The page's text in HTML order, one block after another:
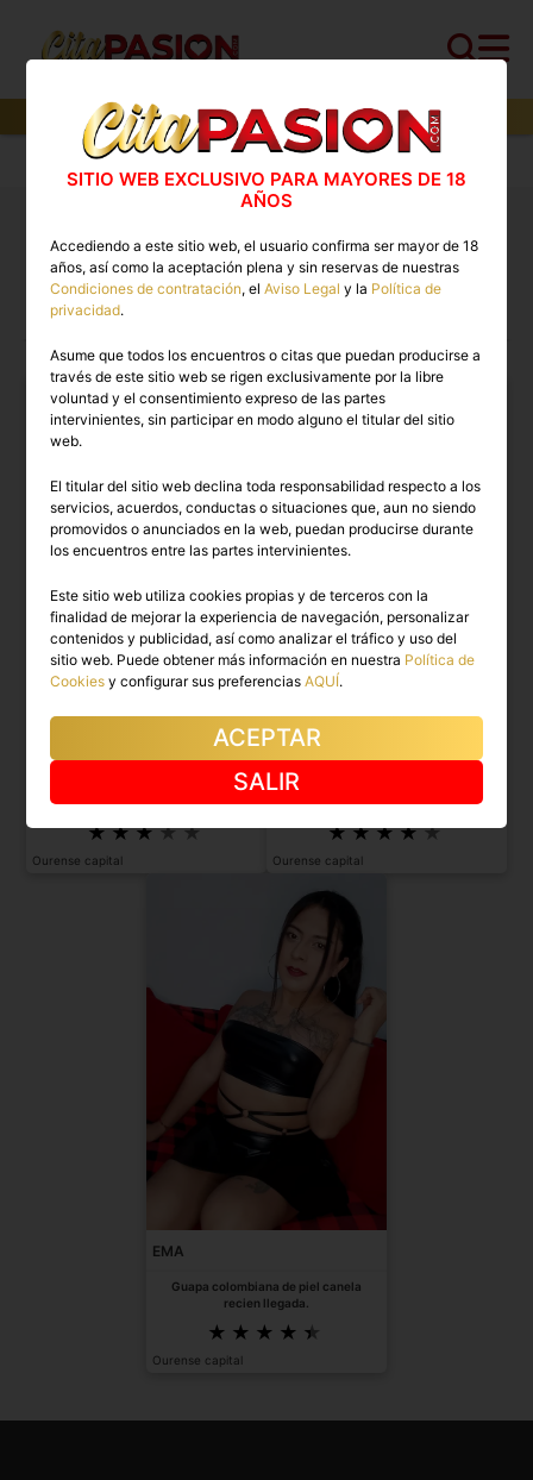
perfiles,1perfiles verificados y1con video
Cita PASION.COM
>Travestis >Ourense
Travestis Ourense 🔥 Escorts trans con vídeos
reales disponibles ahora
Trans única y bella, soy Shofia Vargas.
Ourense capital
SHENELYS
Descubre la novedad panameña.
Ourense capital
EMA
Guapa colombiana de piel canela
recien llegada.
Ourense capital
SITIO WEB EXCLUSIVO PARA MAYORES DE 18
AÑOS
Accediendo a este sitio web, el usuario confirma ser mayor de 18
años, así como la aceptación plena y sin reservas de nuestras
Condiciones de contratación, elAviso Legal y la Política de
privacidad.
Asume que todos los encuentros o citas que puedan producirse a
través de este sitio web se rigen exclusivamente por la libre
voluntad y el consentimiento expreso de las partes
intervinientes, sin participar en modo alguno el titular del sitio
web.
El titular del sitio web declina toda responsabilidad respecto a los
servicios, acuerdos, conductas o situaciones que, aun no siendo
promovidos o anunciados en la web, puedan producirse durante
los encuentros entre las partes intervinientes.
Este sitio web utiliza cookies propias y de terceros con la
finalidad de mejorar la experiencia de navegación, personalizar
contenidos y publicidad, así como analizar el tráfico y uso del
sitio web. Puede obtener más información en nuestra Política de
Cookies y configurar sus preferenciasAQUÍ.
ACEPTAR
SALIR